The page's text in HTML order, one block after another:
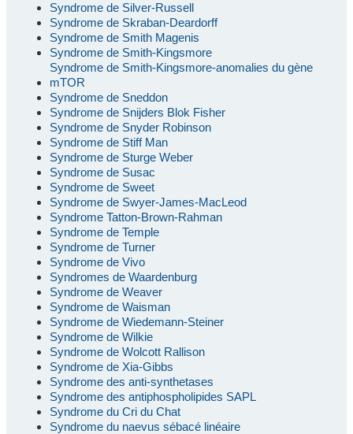
Syndrome de Silver-Russell
Syndrome de Skraban-Deardorff
Syndrome de Smith Magenis
Syndrome de Smith-Kingsmore
Syndrome de Smith-Kingsmore-anomalies du gène
mTOR
Syndrome de Sneddon
Syndrome de Snijders Blok Fisher
Syndrome de Snyder Robinson
Syndrome de Stiff Man
Syndrome de Sturge Weber
Syndrome de Susac
Syndrome de Sweet
Syndrome de Swyer-James-MacLeod
Syndrome Tatton-Brown-Rahman
Syndrome de Temple
Syndrome de Turner
Syndrome de Vivo
Syndromes de Waardenburg
Syndrome de Weaver
Syndrome de Waisman
Syndrome de Wiedemann-Steiner
Syndrome de Wilkie
Syndrome de Wolcott Rallison
Syndrome de Xia-Gibbs
Syndrome des anti-synthetases
Syndrome des antiphospholipides SAPL
Syndrome du Cri du Chat
Syndrome du naevus sébacé linéaire